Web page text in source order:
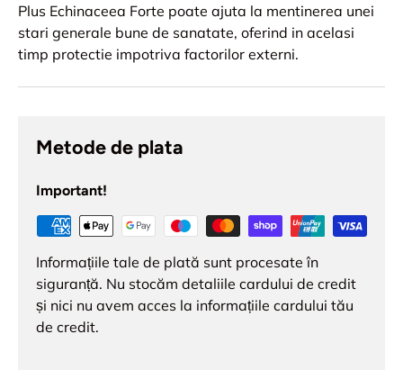
Plus Echinaceea Forte poate ajuta la mentinerea unei
stari generale bune de sanatate, oferind in acelasi
timp protectie impotriva factorilor externi.
Metode de plata
Important!
Informațiile tale de plată sunt procesate în
siguranță. Nu stocăm detaliile cardului de credit
și nici nu avem acces la informațiile cardului tău
de credit.